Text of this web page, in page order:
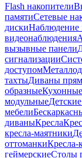
Flash накопители
памятиСетевые
дискиНаблюдение
видеонаблюдения
вызывные панели
сигнализации
доступом
тахтыДиваны
образные
модульные
мебели
диваныКресла
кресла-маятники
оттоманкиКресла-
геймерскиеСтолы